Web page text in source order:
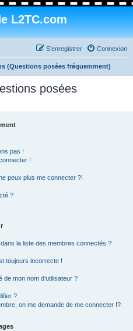
L2TC.com
Connexion
S’enregistrer
(Questions posées fréquemment)
posées
pas !
!
peux plus me connecter ?!
?
la liste des membres connectés ?
toujours incorrecte !
mon nom d’utilisateur ?
?
on me demande de me connecter !?